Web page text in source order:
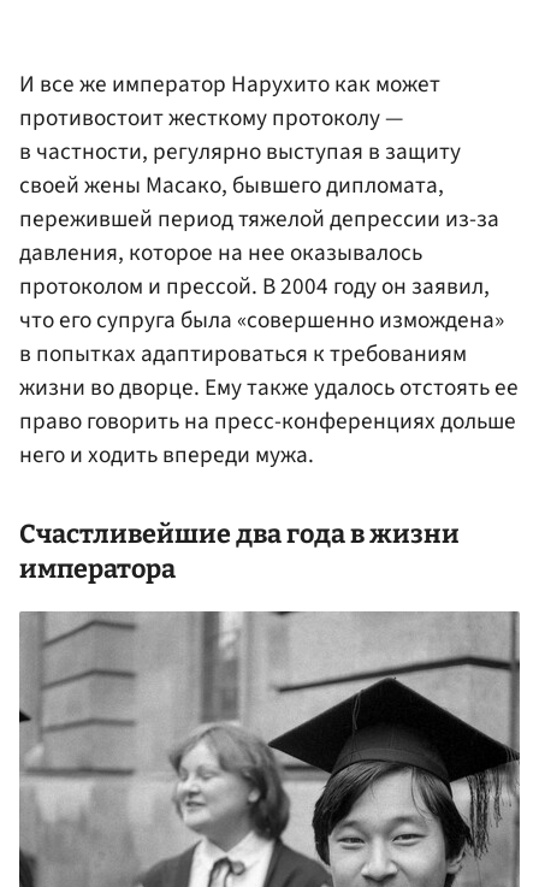
И все же император Нарухито как может
противостоит жесткому протоколу —
в частности, регулярно выступая в защиту
своей жены Масако, бывшего дипломата,
пережившей период тяжелой депрессии из-за
давления, которое на нее оказывалось
протоколом и прессой. В 2004 году он заявил,
что его супруга была «совершенно измождена»
в попытках адаптироваться к требованиям
жизни во дворце. Ему также удалось отстоять ее
право говорить на пресс-конференциях дольше
него и ходить впереди мужа.
Счастливейшие два года в жизни
императора